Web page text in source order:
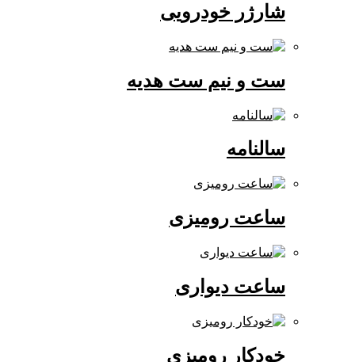
شارژر خودرویی
ست و نیم ست هدیه
ساعت رومیزی
ساعت دیواری
خودکار رومیزی